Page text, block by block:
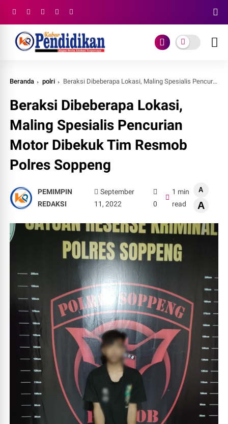
Beranda polri Beraksi Dibeberapa Lokasi, Maling Spesialis Pencurian Motor Dibekuk Tim Resmob Polres Soppeng
Beraksi Dibeberapa Lokasi,
Maling Spesialis Pencurian
Motor Dibekuk Tim Resmob
Polres Soppeng
PEMIMPIN
REDAKSI
September
11, 2022
0
1 min
read
A
A